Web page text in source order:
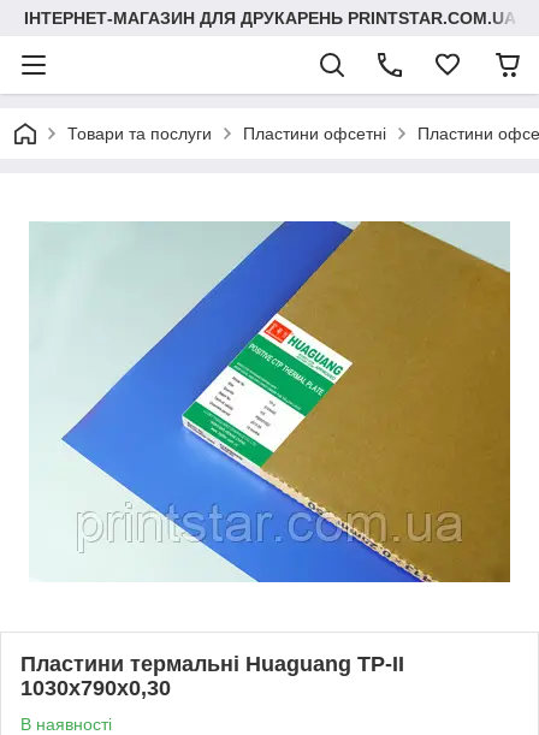
ІНТЕРНЕТ-МАГАЗИН ДЛЯ ДРУКАРЕНЬ PRINTSTAR.COM.UA
Товари та послуги Пластини офсетні Пластини
Пластини термальні Huaguang ТР-II
1030x790x0,30
В наявності